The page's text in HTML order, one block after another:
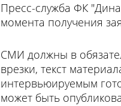
Пресс-служба ФК
момента получения
СМИ должны в
врезки, текст
интервьюируемым
может быть